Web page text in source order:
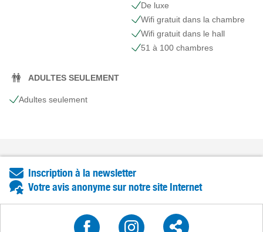
De luxe
Wifi gratuit dans la chambre
Wifi gratuit dans le hall
51 à 100 chambres
ADULTES SEULEMENT
Adultes seulement
Inscription à la newsletter
Votre avis anonyme sur notre site Internet